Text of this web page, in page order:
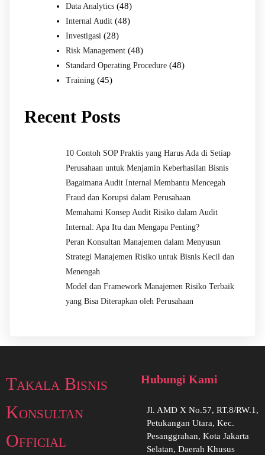
Data Analytics (48)
Internal Audit (48)
Investigasi (28)
Risk Management (48)
Standard Operating Procedure (48)
Training (45)
Recent Posts
10 Contoh SOP Praktis yang Harus Ada di Setiap
Perusahaan untuk Menjamin Keberhasilan Bisnis
Bagaimana Audit Internal Membantu Mencegah
Fraud dan Korupsi dalam Perusahaan
Memahami Konsep Audit Risiko dalam Audit
Internal: Apa Itu dan Mengapa Penting?
Peran Konsultan Manajemen dalam Menyusun
Strategi Manajemen Risiko untuk Bisnis Kecil dan
Menengah
Model dan Framework Manajemen Risiko Terbaik
yang Bisa Diterapkan oleh Perusahaan
Takala Bisnis
Konsultan
Official
Hubungi Kami
Jl. AMD X No.57, RT.8/RW.1,
Petukangan Utara, Kec.
Pesanggrahan, Kota Jakarta
Selatan, Daerah Khusus